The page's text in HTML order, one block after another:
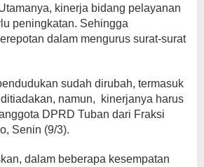
kinerja bidang pelayanan
peningkatan. Sehingga
dalam mengurus surat-surat
sudah dirubah, termasuk
namun, kinerjanya harus
DPRD Tuban dari Fraksi
Senin (9/3).
dalam beberapa kesempatan